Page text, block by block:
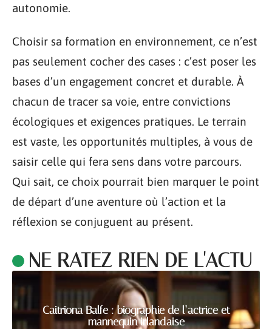
autonomie.
Choisir sa formation en environnement, ce n’est
pas seulement cocher des cases : c’est poser les
bases d’un engagement concret et durable. À
chacun de tracer sa voie, entre convictions
écologiques et exigences pratiques. Le terrain
est vaste, les opportunités multiples, à vous de
saisir celle qui fera sens dans votre parcours.
Qui sait, ce choix pourrait bien marquer le point
de départ d’une aventure où l’action et la
réflexion se conjuguent au présent.
NE RATEZ RIEN DE L'ACTU
Caitriona Balfe : biographie de l’actrice et
mannequin irlandaise